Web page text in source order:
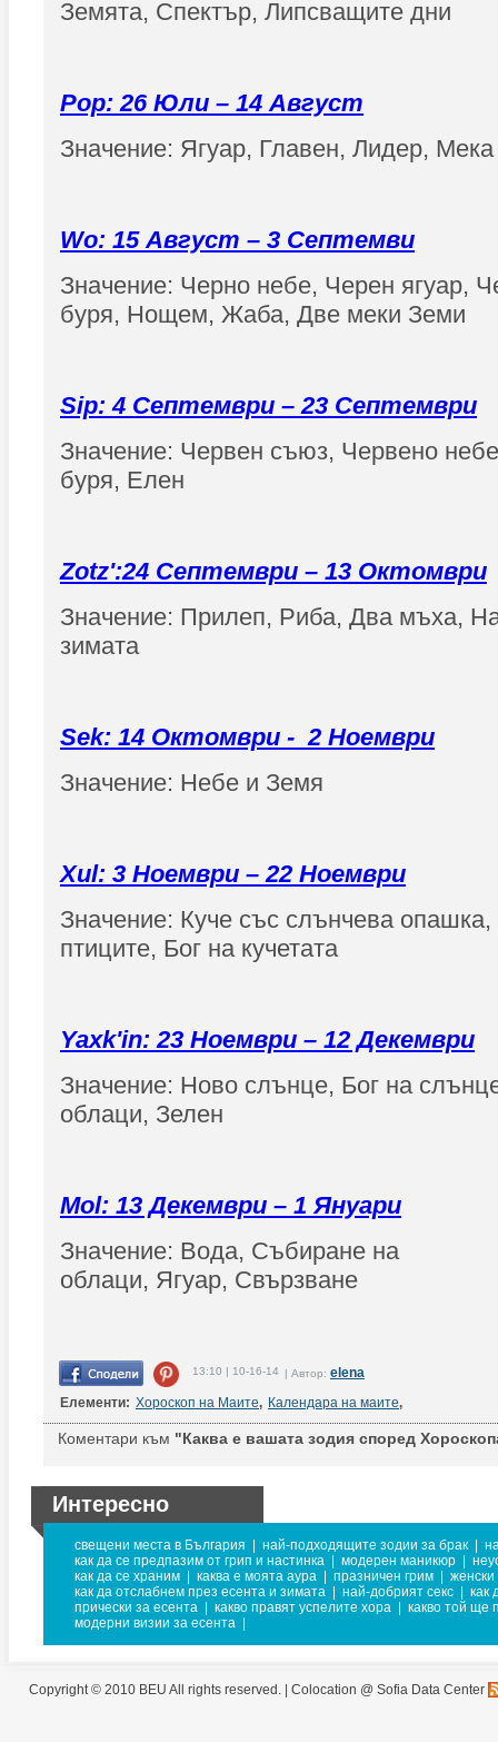
Земята, Спектър, Липсващите дни
Pop: 26 Юли – 14 Август
Значение: Ягуар, Главен, Лидер,
Wo: 15 Август – 3 Септемви
Значение: Черно небе, Черен ягуар,
буря, Нощем, Жаба, Две меки Земи
Sip: 4 Септември – 23 Септември
Значение: Червен съюз, Червено
буря, Елен
Zotz':24 Септември – 13 Октомври
Значение: Прилеп, Риба, Два мъха,
зимата
Sek: 14 Октомври - 2 Ноември
Значение: Небе и Земя
Xul: 3 Ноември – 22 Ноември
Значение: Куче със слънчева
птиците, Бог на кучетата
Yaxk'in: 23 Ноември – 12 Декември
Значение: Ново слънце, Бог на
облаци, Зелен
Mol: 13 Декември – 1 Януари
Значение: Вода, Събиране на
облаци, Ягуар, Свързване
13:10 | 10-16-14 | Автор: elena
Елементи: Хороскоп на Маите, Календара на маите,
Коментари към "Каква е вашата зодия според
Интересно
свещени места в България най-подходящите зодии за брак
как да се предпазим от грип и настинка
модерен маникюр
как да се храним
каква е моята аура празничен грим
женски
как да отслабнем през есента и зимата
най-добрият секс
как
прически за есента
какво правят успелите хора
какво той ще
модерни визии за есента
Copyright © 2010 BEU All rights reserved. | Colocation @ Sofia Data Center